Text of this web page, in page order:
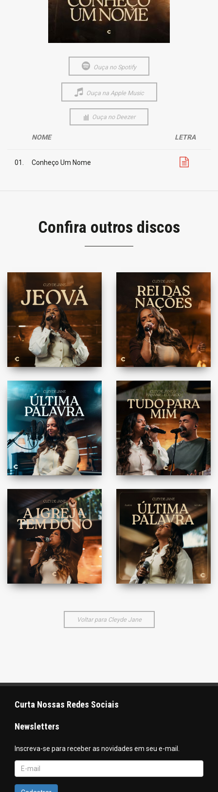
Ouça no Spotify
Ouça na Apple Music
Ouça no Deezer
NOME LETRA
01. Conheço Um Nome
Confira outros discos
Voltar para Cleyde Jane
Curta Nossas Redes Sociais
Newsletters
Inscreva-se para receber as novidades em seu e-mail.